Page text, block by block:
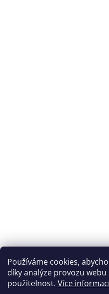
Používáme cookies,
díky analýze provozu
použitelnost. Více